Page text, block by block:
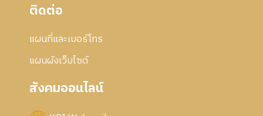
ติดต่อ
แผนที่และเบอร์โทร
แผนผังเว็บไซด์
สังคมออนไลน์